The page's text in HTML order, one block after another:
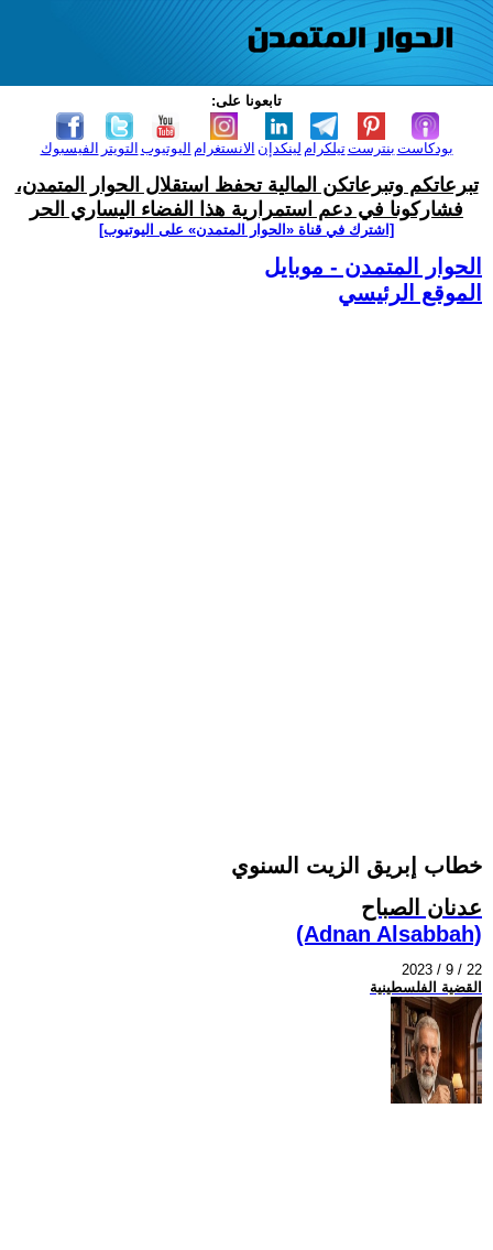
تابعونا على:
الفيسبوك التويتر اليوتيوب الانستغرام لينكدإن تيلكرامبنترست بودكاست
تبرعاتكم وتبرعاتكن المالية تحفظ استقلال الحوار المتمدن،
فشاركونا في دعم استمرارية هذا الفضاء اليساري الحر
[اشترك في قناة ‫«الحوار المتمدن» على اليوتيوب]
الحوار المتمدن - موبايل
الموقع الرئيسي
خطاب إبريق الزيت السنوي
عدنان الصباح
(Adnan Alsabbah)
2023 / 9 / 22
القضية الفلسطينية